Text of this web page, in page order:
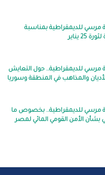
للديمقراطية بمناسبة
يناير
للديمقراطية.. حول التعايش
والمذاهب في المنطقة وسوريا
مرسي للديمقراطية.. بخصوص ما
بشأن الأمن القومي المائي لمصر